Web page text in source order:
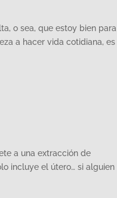
o sea, que estoy bien para
a hacer vida cotidiana, es
a una extracción de
incluye el útero… si alguien